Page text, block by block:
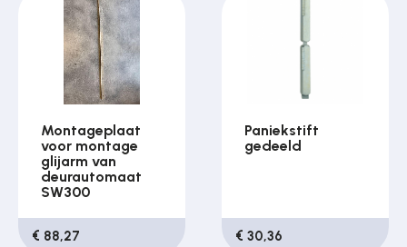
Montageplaat
voor montage
glijarm van
deurautomaat
SW300
€ 88,27
Paniekstift
gedeeld
€ 30,36